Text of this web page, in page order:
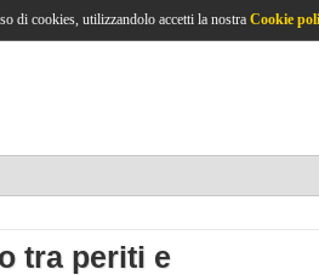
tra periti e
di cookies, utilizzandolo accetti la nostra Cookie